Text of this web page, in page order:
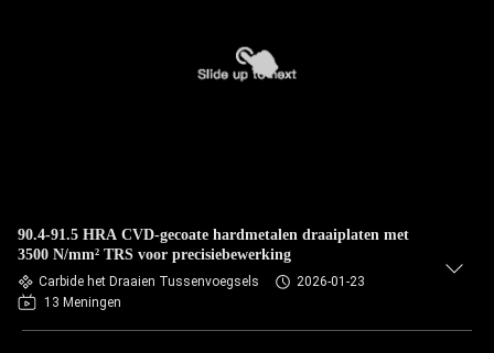
90.4-91.5 HRA CVD-gecoate hardmetalen draaiplaten met
3500 N/mm² TRS voor precisiebewerking
Carbide het Draaien Tussenvoegsels
2026-01-23
13 Meningen